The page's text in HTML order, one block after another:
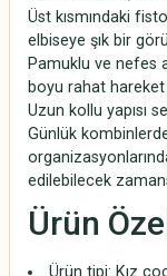
Üst kısmındaki
elbiseye şık bir
Pamuklu ve nefes
boyu rahat
Uzun kollu yapısı
Günlük
edilebilecek
Ürün
Ürün tipi: Kız